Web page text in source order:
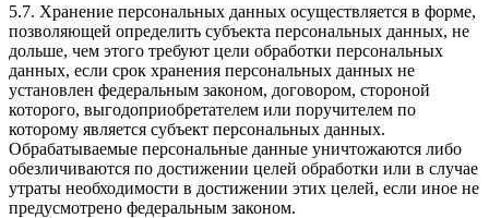
5.7. Хранение персональных данных осуществляется в форме,
позволяющей определить субъекта персональных данных, не
дольше, чем этого требуют цели обработки персональных
данных, если срок хранения персональных данных не
установлен федеральным законом, договором, стороной
которого, выгодоприобретателем или поручителем по
которому является субъект персональных данных.
Обрабатываемые персональные данные уничтожаются либо
обезличиваются по достижении целей обработки или в случае
утраты необходимости в достижении этих целей, если иное не
предусмотрено федеральным законом.